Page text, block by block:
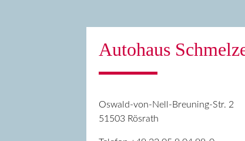
Autohaus
Oswald-von-Nell-Breuning-Str. 2
51503 Rösrath